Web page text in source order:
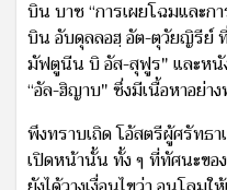
บิน บาซ “การเผยโฉมและ
บิน อับดุลลอฮฺ อัต-ตุวัยญิรีย์
มัฟตูนีน บิ อัส-สุฟูร" และห
“อัล-ฮิญาบ" ซึ่งมีเนื้อหาอย่า
พึงทราบเถิด โอ้สตรีผู้ศรัทธ
เปิดหน้านั้น ทั้ง ๆ ที่ทัศนะขอ